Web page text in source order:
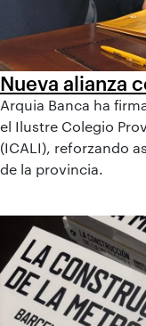
Nueva alianza
Arquia Banca ha
el Ilustre Colegio
(ICALI), reforzando
de la provincia.